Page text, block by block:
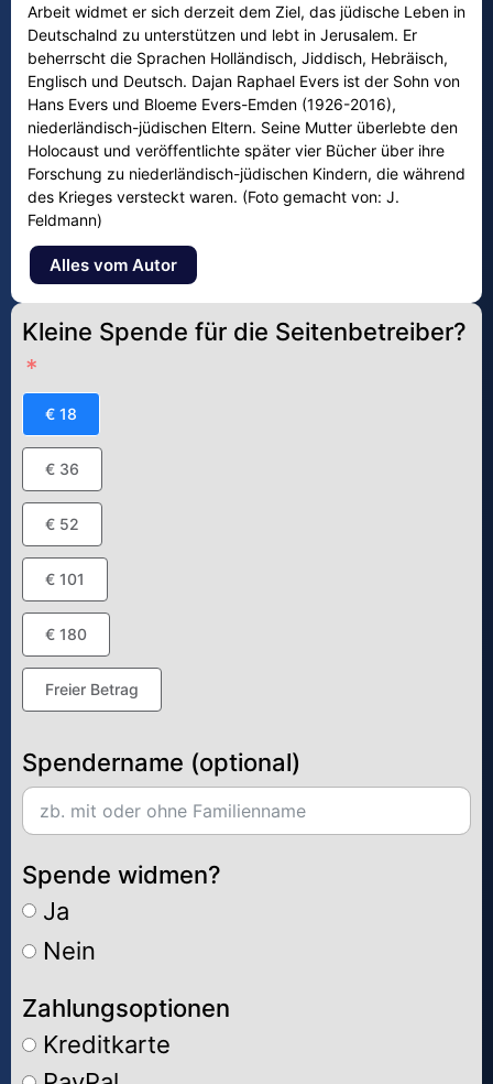
Arbeit widmet er sich derzeit dem Ziel, das jüdische Leben in
Deutschalnd zu unterstützen und lebt in Jerusalem. Er
beherrscht die Sprachen Holländisch, Jiddisch, Hebräisch,
Englisch und Deutsch. Dajan Raphael Evers ist der Sohn von
Hans Evers und Bloeme Evers-Emden (1926-2016),
niederländisch-jüdischen Eltern. Seine Mutter überlebte den
Holocaust und veröffentlichte später vier Bücher über ihre
Forschung zu niederländisch-jüdischen Kindern, die während
des Krieges versteckt waren. (Foto gemacht von: J.
Feldmann)
Alles vom Autor
Kleine Spende für die Seitenbetreiber?
€ 18
€ 36
€ 52
€ 101
€ 180
Freier Betrag
Spendername (optional)
Spende widmen?
Ja
Nein
Zahlungsoptionen
Kreditkarte